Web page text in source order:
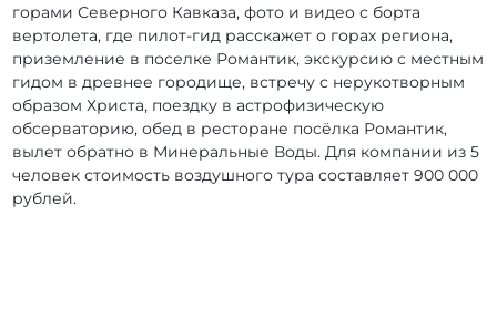
горами Северного Кавказа, фото и видео с борта
вертолета, где пилот-гид расскажет о горах региона,
приземление в поселке Романтик, экскурсию с местным
гидом в древнее городище, встречу с нерукотворным
образом Христа, поездку в астрофизическую
обсерваторию, обед в ресторане посёлка Романтик,
вылет обратно в Минеральные Воды. Для компании из 5
человек стоимость воздушного тура составляет 900 000
рублей.